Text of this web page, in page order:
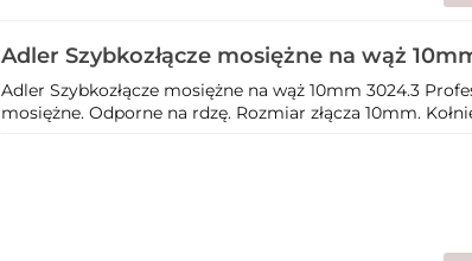
Adler Szybkozłącze mosiężne na wąż
Adler Szybkozłącze mosiężne na wąż 10mm 3024.3
mosiężne. Odporne na rdzę. Rozmiar złącza 10mm.